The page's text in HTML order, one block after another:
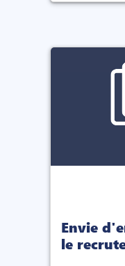
Envie
le